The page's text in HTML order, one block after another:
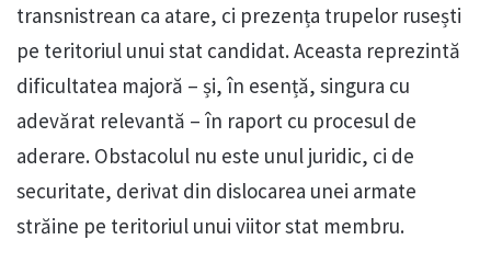
transnistrean ca atare, ci prezența trupelor rusești
pe teritoriul unui stat candidat. Aceasta reprezintă
dificultatea majoră – și, în esență, singura cu
adevărat relevantă – în raport cu procesul de
aderare. Obstacolul nu este unul juridic, ci de
securitate, derivat din dislocarea unei armate
străine pe teritoriul unui viitor stat membru.